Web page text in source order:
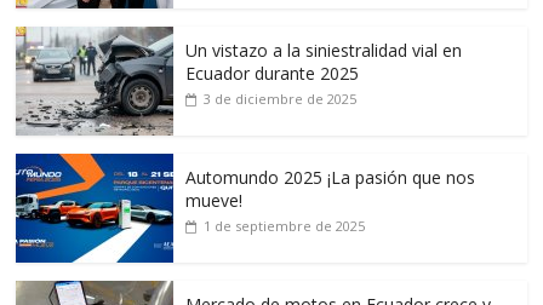
Un vistazo a la siniestralidad vial en
Ecuador durante 2025
3 de diciembre de 2025
Automundo 2025 ¡La pasión que nos
mueve!
1 de septiembre de 2025